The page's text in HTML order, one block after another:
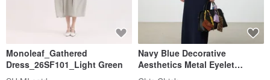
Monoleaf_Gathered
Dress_26SF101_Light Green
Navy Blue Decorative
Aesthetics Metal Eyelet
Embellished Knit Dress Fitted